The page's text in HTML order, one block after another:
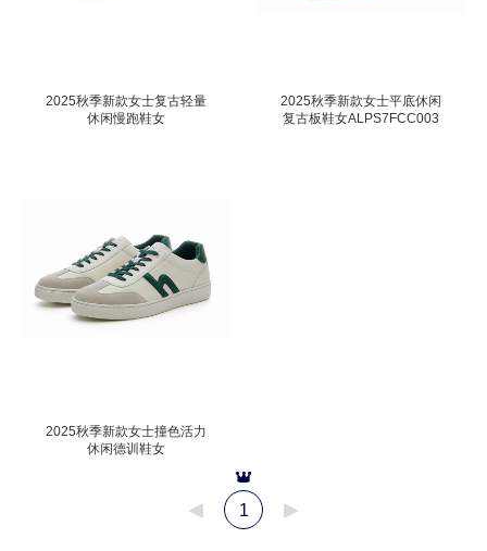
2025秋季新款女士复古轻量
休闲慢跑鞋女
2025秋季新款女士平底休闲
复古板鞋女ALPS7FCC003
2025秋季新款女士撞色活力
休闲德训鞋女
1